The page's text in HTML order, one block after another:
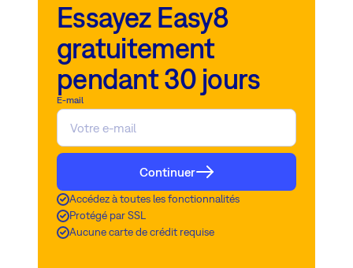
Essayez Easy8
gratuitement
pendant 30 jours
E-mail
Continuer
Accédez à toutes les fonctionnalités
Protégé par SSL
Aucune carte de crédit requise